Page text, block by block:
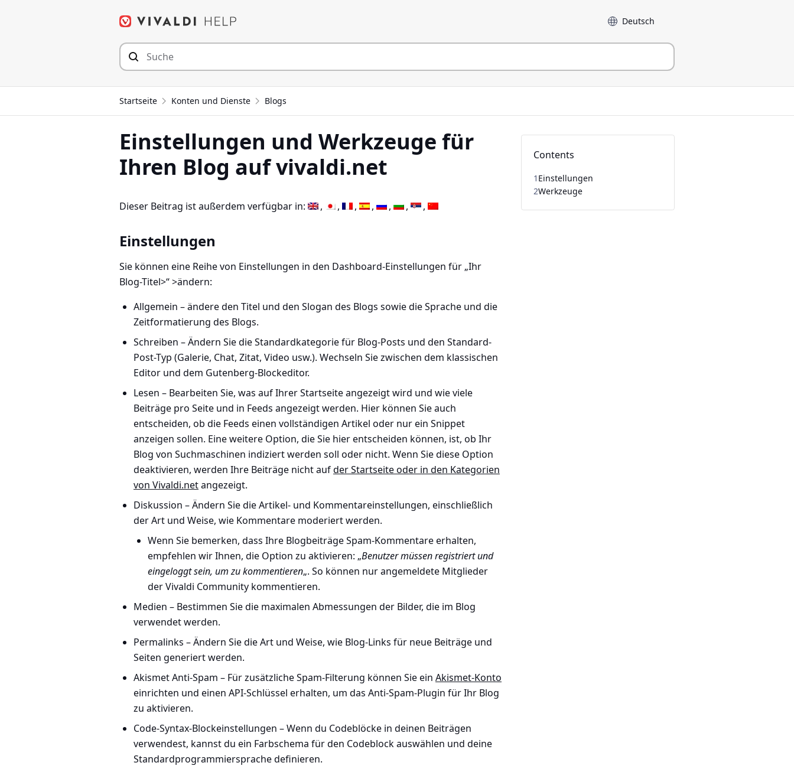
Sprache
Startseite Konten und Dienste Blogs
Einstellungen und Werkzeuge für
Ihren Blog auf vivaldi.net
Dieser Beitrag ist außerdem verfügbar in:
Einstellungen
Sie können eine Reihe von Einstellungen in den Dashboard-Einstellungen für „Ihr
Blog-Titel>“ >ändern:
Allgemein – ändere den Titel und den Slogan des Blogs sowie die Sprache und die
Zeitformatierung des Blogs.
Schreiben – Ändern Sie die Standardkategorie für Blog-Posts und den Standard-
Post-Typ (Galerie, Chat, Zitat, Video usw.). Wechseln Sie zwischen dem klassischen
Editor und dem Gutenberg-Blockeditor.
Lesen – Bearbeiten Sie, was auf Ihrer Startseite angezeigt wird und wie viele
Beiträge pro Seite und in Feeds angezeigt werden. Hier können Sie auch
entscheiden, ob die Feeds einen vollständigen Artikel oder nur ein Snippet
anzeigen sollen. Eine weitere Option, die Sie hier entscheiden können, ist, ob Ihr
Blog von Suchmaschinen indiziert werden soll oder nicht. Wenn Sie diese Option
deaktivieren, werden Ihre Beiträge nicht aufder Startseite oder in den Kategorien
von Vivaldi.netangezeigt.
Diskussion – Ändern Sie die Artikel- und Kommentareinstellungen, einschließlich
der Art und Weise, wie Kommentare moderiert werden.
Wenn Sie bemerken, dass Ihre Blogbeiträge Spam-Kommentare erhalten,
empfehlen wir Ihnen, die Option zu aktivieren: „Benutzer müssen registriert und
eingeloggt sein, um zu kommentieren„. So können nur angemeldete Mitglieder
der Vivaldi Community kommentieren.
Medien – Bestimmen Sie die maximalen Abmessungen der Bilder, die im Blog
verwendet werden.
Permalinks – Ändern Sie die Art und Weise, wie Blog-Links für neue Beiträge und
Seiten generiert werden.
Akismet Anti-Spam – Für zusätzliche Spam-Filterung können Sie ein Akismet-Konto
einrichten und einen API-Schlüssel erhalten, um das Anti-Spam-Plugin für Ihr Blog
zu aktivieren.
Code-Syntax-Blockeinstellungen – Wenn du Codeblöcke in deinen Beiträgen
verwendest, kannst du ein Farbschema für den Codeblock auswählen und deine
Standardprogrammiersprache definieren.
Contents
1 Einstellungen
2Werkzeuge